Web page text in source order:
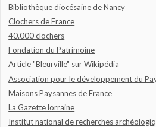
Bibliothèque diocésaine de Nancy
Clochers de France
40.000 clochers
Fondation du Patrimoine
Article "Bleurville" sur Wikipédia
Association pour le développement du
Maisons Paysannes de France
La Gazette lorraine
Institut national de recherches